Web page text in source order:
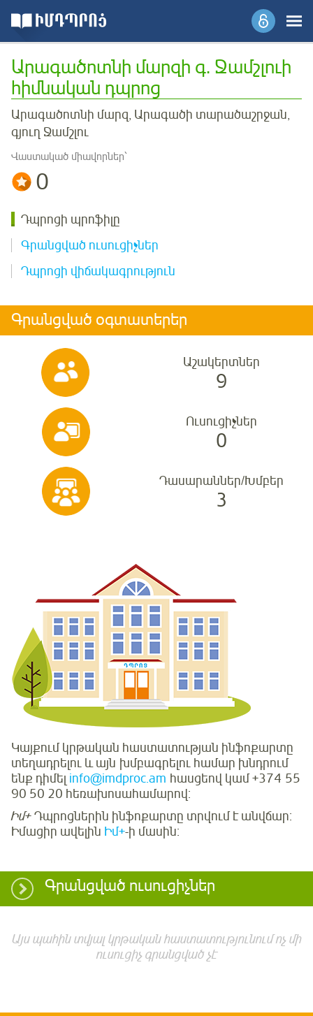
Արագածոտնի մարզի գ. Ջամշլուի
հիմնական դպրոց
Արագածոտնի մարզ, Արագածի տարածաշրջան,
գյուղ Ջամշլու
Վաստակած միավորներ՝
0
Դպրոցի պրոֆիլը
Գրանցված ուսուցիչներ
Դպրոցի վիճակագրություն
Գրանցված օգտատերեր
Աշակերտներ
9
Ուսուցիչներ
0
Դասարաններ/Խմբեր
3
Կայքում կրթական հաստատության ինֆոքարտը
տեղադրելու և այն խմբագրելու համար խնդրում
ենք դիմել info@imdproc.am հասցեով կամ +374 55
90 50 20 հեռախոսահամարով:
Իմ+Դպրոցներին ինֆոքարտը տրվում է անվճար:
Իմացիր ավելին Իմ+-ի մասին:
Գրանցված ուսուցիչներ
Այս պահին տվյալ կրթական հաստատությունում ոչ մի
ուսուցիչ գրանցված չէ